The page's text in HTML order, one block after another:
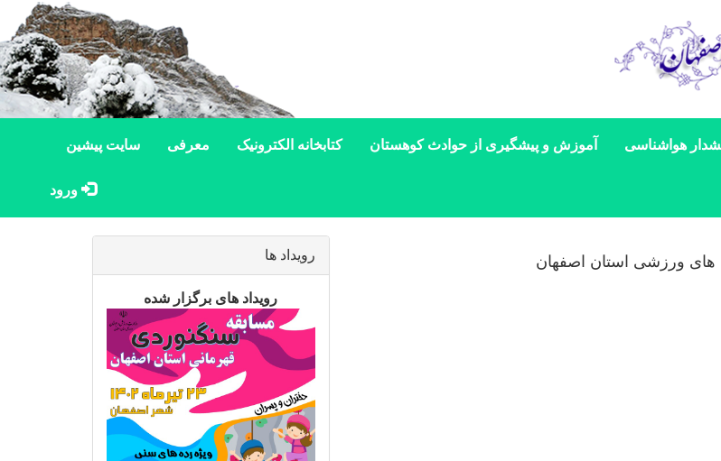
هواشناسی آموزش و پیشگیری از حوادث کوهستان کتابخانه الکترونیک معرفی سایت پیشین
ورود
رویداد ها
رویداد های برگزار شده